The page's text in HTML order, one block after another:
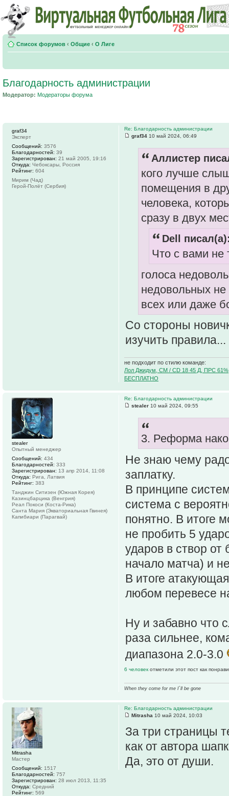
Список форумов ‹ Общие ‹ О Лиге
Благодарность администрации
Модератор: Модераторы форума
Re: Благодарность администрации
graf34 10 май 2024, 06:49
Аллистер
кого лучше
помещения в
человека,
сразу в двух
Dell
Что с вами не
голоса
недовольных не
всех или даже
Со стороны
изучить правила...
не подходит по стилю команде:
Лол Джидум, CM / CD 18 45 Д, ПРС
БЕСПЛАТНО
graf34
Эксперт
Сообщений: 3576
Благодарностей: 39
Зарегистрирован: 21 май 2005, 19:16
Откуда: Чебоксары, Россия
Рейтинг: 604
Мирим (Чад)
Герой-Полёт (Сербия)
Re: Благодарность администрации
stealer 10 май 2024, 09:55
3. Реформа
Не знаю чему
заплатку.
В принципе
система с
понятно. В итоге
не пробить 5
ударов в створ
начало матча) и
В итоге
любом перевесе
Ну и забавно что
раза сильнее,
диапазона 2.0-3.0
6 человекотметили этот пост как
When they come for me I`ll be gone
stealer
Опытный менеджер
Сообщений: 434
Благодарностей: 333
Зарегистрирован: 13 апр 2014, 11:08
Откуда: Рига, Латвия
Рейтинг: 383
Танджин Ситизен (Южная Корея)
Казинцбарцика (Венгрия)
Реал Покоси (Коста-Рика)
Санта Мария (Экваториальная Гвинея)
Капибиари (Парагвай)
Re: Благодарность администрации
Mitrasha 10 май 2024, 10:03
За три страницы
как от автора
Да, это от души.
Mitrasha
Мастер
Сообщений: 1517
Благодарностей: 757
Зарегистрирован: 28 июл 2013, 11:35
Откуда: Средний
Рейтинг: 569